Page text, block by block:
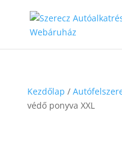
Kezdőlap /
védő ponyva XXL